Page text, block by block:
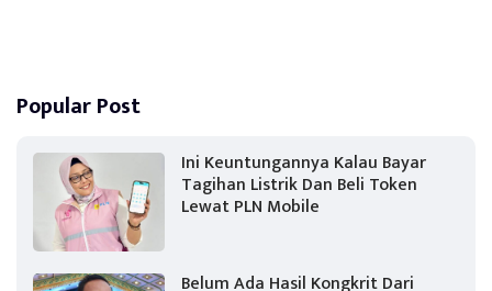
Popular Post
Ini Keuntungannya Kalau Bayar
Tagihan Listrik Dan Beli Token
Lewat PLN Mobile
Belum Ada Hasil Kongkrit Dari